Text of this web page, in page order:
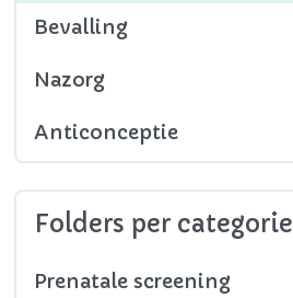
Bevalling
Nazorg
Anticonceptie
Folders per categorie
Prenatale screening